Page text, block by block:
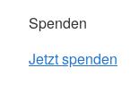
Spenden
Jetzt spenden